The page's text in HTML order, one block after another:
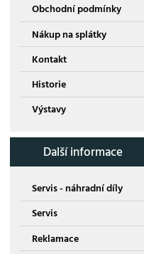
Obchodní podmínky
Nákup na splátky
Kontakt
Historie
Výstavy
Další informace
Servis - náhradní díly
Servis
Reklamace